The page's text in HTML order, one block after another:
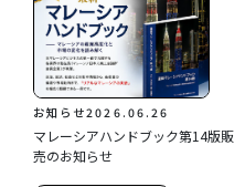
お知らせ2026.06.26
マレーシアハンドブック第14版販
売のお知らせ